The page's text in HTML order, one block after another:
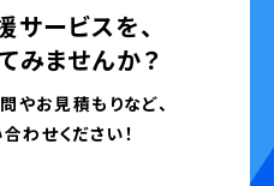
ービスを、
みませんか？
やお見積もりなど、
わせください！